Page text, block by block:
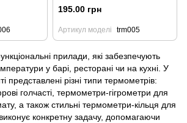
195.00 грн
Артикул моделі trm005
прилади, які забезпечують
у барі, ресторані чи на кухні. У
представлені різні типи термометрів:
голчасті, термометри-гігрометри для
а також стильні термометри-кільця для
конкретну задачу, допомагаючи